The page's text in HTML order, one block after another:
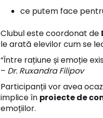
ce putem face
Clubul este coordonat de
le arată elevilor cum se
“Între rațiune și emoție
– Dr. Ruxandra Filipov
Participanții vor avea
implice în proiecte de
emoțiilor.